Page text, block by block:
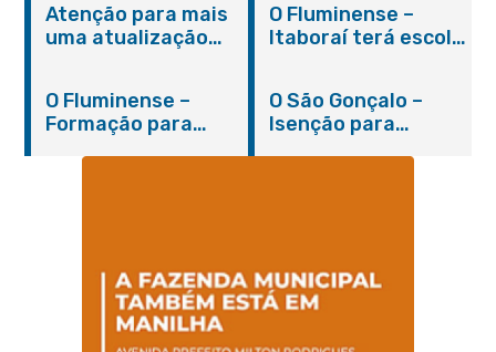
Atenção para mais
uma atualização
em Itaboraí (24/05)
O Fluminense –
Itaboraí terá escola
março
O Fluminense –
Formação para
O São Gonçalo –
Isenção para